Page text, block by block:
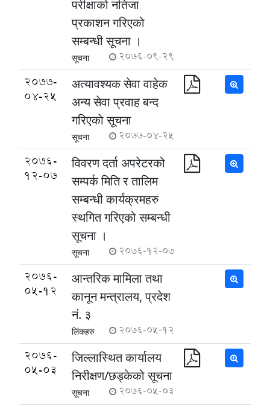
परीक्षाको नतिजा
प्रकाशन गरिएको
सम्बन्धी सूचना ।
सूचना 2076-09-29
2077-
04-25
अत्यावश्यक सेवा वाहेक
अन्य सेवा प्रवाह बन्द
गरिएकाे सूचना
सूचना 2077-04-25
2076-
12-07
विवरण दर्ता अपरेटरको
सम्पर्क मिति र तालिम
सम्बन्धी कार्यक्रमहरु
स्थगित गरिएको सम्बन्धी
सूचना ।
सूचना 2076-12-07
2076-
05-12
आन्तरिक मामिला तथा
कानून मन्त्रालय, प्रदेश
नं. ३
लिंकहरु 2076-05-12
2076-
05-03
जिल्लास्थित कार्यालय
निरीक्षण/छड्केको सूचना
सूचना 2076-05-03